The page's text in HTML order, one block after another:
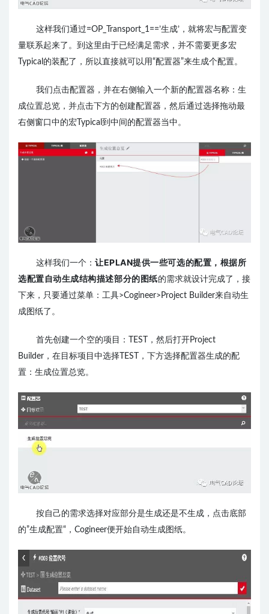
这样我们通过=OP_Transport_1==’生成’，就将宏与配置变
量联系起来了。到这里由于已经满足需求，并不需要更多宏
Typical的装配了，所以直接就可以用“配置器”来生成个配置。
我们点击配置器，并在右侧输入一个新的配置器名称：生
成位置总览，并点击下方的创建配置器，然后通过选择拖动最
右侧窗口中的宏Typical到中间的配置器当中。
这样我们一个： 让EPLAN提供一些可选的配置，根据所
选配置自动生成结构描述部分的图纸的需求就设计完成了，接
下来，只要通过菜单：工具>Cogineer>Project Builder来自动生
成图纸了。
首先创建一个空的项目：TEST，然后打开Project
Builder，在目标项目中选择TEST，下方选择配置器生成的配
置：生成位置总览。
按自己的需求选择对应部分是生成还是不生成，点击底部
的”生成配置“，Cogineer便开始自动生成图纸。